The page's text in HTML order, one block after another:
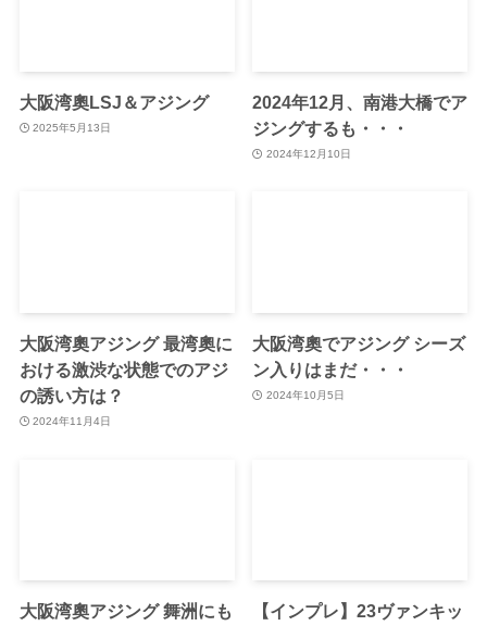
大阪湾奧LSJ＆アジング
2025年5月13日
2024年12月、南港大橋でア
ジングするも・・・
2024年12月10日
大阪湾奧アジング 最湾奧に
おける激渋な状態でのアジ
の誘い方は？
2024年11月4日
大阪湾奧でアジング シーズ
ン入りはまだ・・・
2024年10月5日
大阪湾奧アジング 舞洲にも
【インプレ】23ヴァンキッ